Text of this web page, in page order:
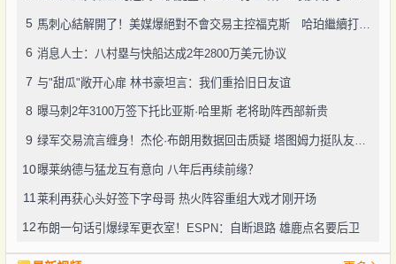
5
6 消息人士：八村塁与快船达成2年2800万美元协议
7 与"甜瓜"敞开心扉 林书豪坦言：我们重拾旧日友谊
8 曝马刺2年3100万签下托比亚斯·哈里斯 老将助阵西部新贵
9 绿军交易流言缠身！杰伦·布朗用数据回击质疑 塔图姆力挺队友续约
10曝莱纳德与猛龙互有意向 八年后再续前缘？
11莱利再获心头好签下字母哥 热火阵容重组大戏才刚开场
12布朗一句话引爆绿军更衣室！ESPN：自断退路 雄鹿点名要后卫